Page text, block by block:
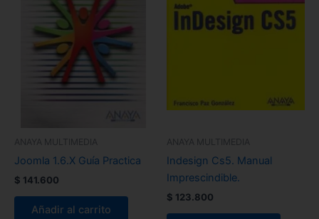
ANAYA MULTIMEDIA
Joomla 1.6.X Guía Practica
$ 141.600
Añadir al carrito
ANAYA MULTIMEDIA
Indesign Cs5. Manual
Imprescindible.
$ 123.800